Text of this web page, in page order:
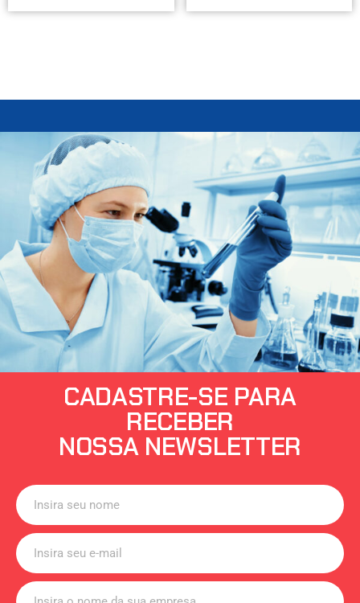
CADASTRE-SE PARA
RECEBER
NOSSA NEWSLETTER